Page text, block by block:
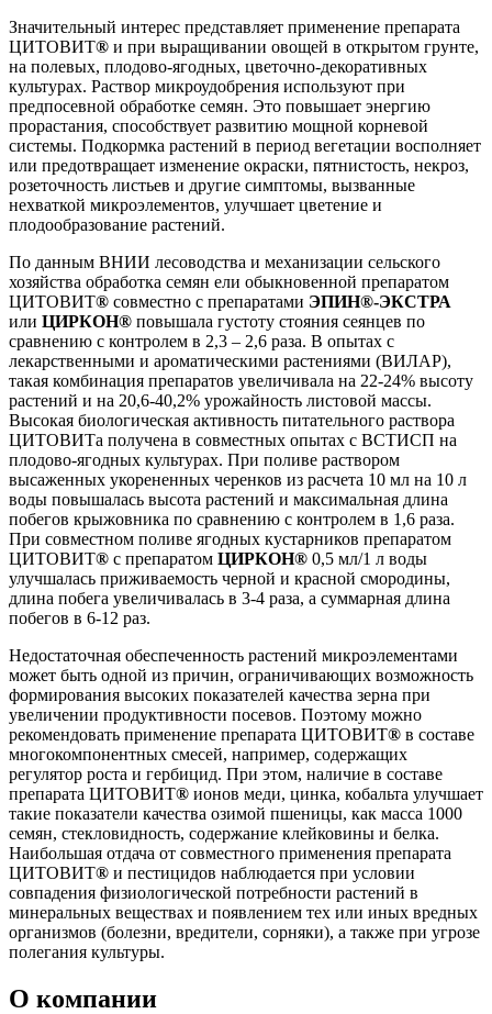
Значительный интерес представляет применение препарата
ЦИТОВИТ® и при выращивании овощей в открытом грунте,
на полевых, плодово-ягодных, цветочно-декоративных
культурах. Раствор микроудобрения используют при
предпосевной обработке семян. Это повышает энергию
прорастания, способствует развитию мощной корневой
системы. Подкормка растений в период вегетации восполняет
или предотвращает изменение окраски, пятнистость, некроз,
розеточность листьев и другие симптомы, вызванные
нехваткой микроэлементов, улучшает цветение и
плодообразование растений.
По данным ВНИИ лесоводства и механизации сельского
хозяйства обработка семян ели обыкновенной препаратом
ЦИТОВИТ® совместно с препаратами ЭПИН®-ЭКСТРА
или ЦИРКОН® повышала густоту стояния сеянцев по
сравнению с контролем в 2,3 – 2,6 раза. В опытах с
лекарственными и ароматическими растениями (ВИЛАР),
такая комбинация препаратов увеличивала на 22-24% высоту
растений и на 20,6-40,2% урожайность листовой массы.
Высокая биологическая активность питательного раствора
ЦИТОВИТа получена в совместных опытах с ВСТИСП на
плодово-ягодных культурах. При поливе раствором
высаженных укорененных черенков из расчета 10 мл на 10 л
воды повышалась высота растений и максимальная длина
побегов крыжовника по сравнению с контролем в 1,6 раза.
При совместном поливе ягодных кустарников препаратом
ЦИТОВИТ® с препаратом ЦИРКОН® 0,5 мл/1 л воды
улучшалась приживаемость черной и красной смородины,
длина побега увеличивалась в 3-4 раза, а суммарная длина
побегов в 6-12 раз.
Недостаточная обеспеченность растений микроэлементами
может быть одной из причин, ограничивающих возможность
формирования высоких показателей качества зерна при
увеличении продуктивности посевов. Поэтому можно
рекомендовать применение препарата ЦИТОВИТ® в составе
многокомпонентных смесей, например, содержащих
регулятор роста и гербицид. При этом, наличие в составе
препарата ЦИТОВИТ® ионов меди, цинка, кобальта улучшает
такие показатели качества озимой пшеницы, как масса 1000
семян, стекловидность, содержание клейковины и белка.
Наибольшая отдача от совместного применения препарата
ЦИТОВИТ® и пестицидов наблюдается при условии
совпадения физиологической потребности растений в
минеральных веществах и появлением тех или иных вредных
организмов (болезни, вредители, сорняки), а также при угрозе
полегания культуры.
О компании